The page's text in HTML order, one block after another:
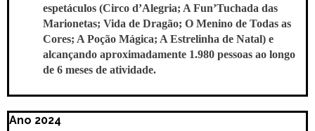
espetáculos (Circo d’Alegria; A Fun’Tuchada das
Marionetas; Vida de Dragão; O Menino de Todas as
Cores; A Poção Mágica; A Estrelinha de Natal) e
alcançando aproximadamente 1.980 pessoas ao longo
de 6 meses de atividade.
Ano 2024